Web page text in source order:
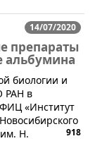
14/07/2020
препараты
альбумина
биологии и
РАН в
«Институт
Н.
918